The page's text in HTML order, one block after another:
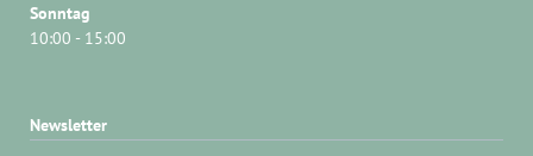
Sonntag
10:00 - 15:00
Newsletter